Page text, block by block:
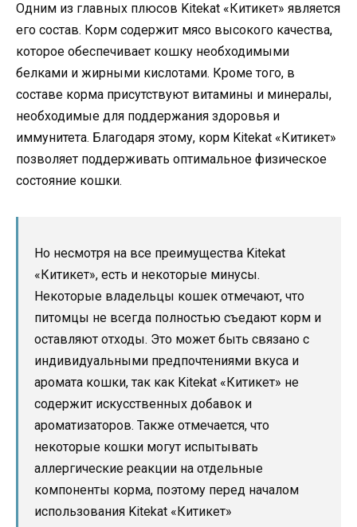
Одним из главных плюсов Kitekat «Китикет» является
его состав. Корм содержит мясо высокого качества,
которое обеспечивает кошку необходимыми
белками и жирными кислотами. Кроме того, в
составе корма присутствуют витамины и минералы,
необходимые для поддержания здоровья и
иммунитета. Благодаря этому, корм Kitekat «Китикет»
позволяет поддерживать оптимальное физическое
состояние кошки.
Но несмотря на все преимущества Kitekat
«Китикет», есть и некоторые минусы.
Некоторые владельцы кошек отмечают, что
питомцы не всегда полностью съедают корм и
оставляют отходы. Это может быть связано с
индивидуальными предпочтениями вкуса и
аромата кошки, так как Kitekat «Китикет» не
содержит искусственных добавок и
ароматизаторов. Также отмечается, что
некоторые кошки могут испытывать
аллергические реакции на отдельные
компоненты корма, поэтому перед началом
использования Kitekat «Китикет»